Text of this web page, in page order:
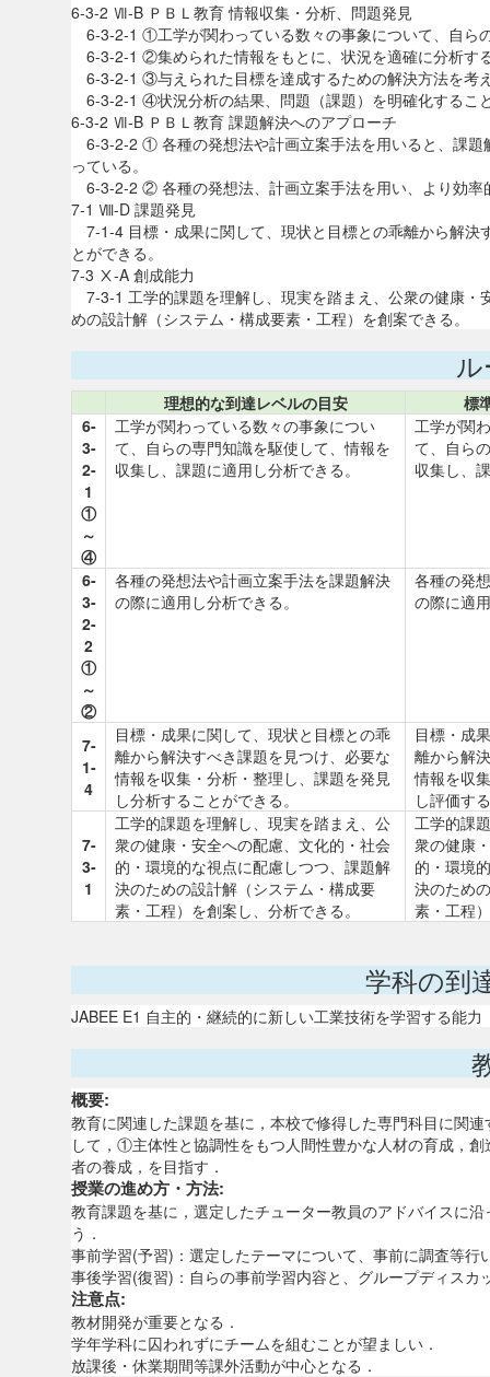
6-3-2 Ⅶ-B ＰＢＬ教育 情報収集・分析、問題発見
6-3-2-1 ①工学が関わっている数々の事象について、自ら
6-3-2-1 ②集められた情報をもとに、状況を適確に分析す
6-3-2-1 ③与えられた目標を達成するための解決方法を考
6-3-2-1 ④状況分析の結果、問題（課題）を明確化するこ
6-3-2 Ⅶ-B ＰＢＬ教育 課題解決へのアプローチ
6-3-2-2 ① 各種の発想法や計画立案手法を用いると、課題
っている。
6-3-2-2 ② 各種の発想法、計画立案手法を用い、より効率
7-1 Ⅷ-D 課題発見
7-1-4 目標・成果に関して、現状と目標との乖離から解決
とができる。
7-3 Ⅹ-A 創成能力
7-3-1 工学的課題を理解し、現実を踏まえ、公衆の健康・
めの設計解（システム・構成要素・工程）を創案できる。
理想的な到達レベルの目安
標
6-
3-
2-
1
①
～
④
工学が関わっている数々の事象につい
て、自らの専門知識を駆使して、情報を
収集し、課題に適用し分析できる。
工学が関
て、自ら
収集し、
6-
3-
2-
2
①
～
②
各種の発想法や計画立案手法を課題解決
の際に適用し分析できる。
各種の発
の際に適
7-
1-
4
目標・成果に関して、現状と目標との乖
離から解決すべき課題を見つけ、必要な
情報を収集・分析・整理し、課題を発見
し分析することができる。
目標・成
離から解
情報を収
し評価す
7-
3-
1
工学的課題を理解し、現実を踏まえ、公
衆の健康・安全への配慮、文化的・社会
的・環境的な視点に配慮しつつ、課題解
決のための設計解（システム・構成要
素・工程）を創案し、分析できる。
工学的課
衆の健康
的・環境
決のため
素・工程
学科の到
JABEE E1 自主的・継続的に新しい工業技術を学習する能力
概要:
教育に関連した課題を基に，本校で修得した専門科目に関
して，①主体性と協調性をもつ人間性豊かな人材の育成，
者の養成，を目指す．
授業の進め方・方法:
教育課題を基に，選定したチューター教員のアドバイスに
う．
事前学習(予習)：選定したテーマについて、事前に調査等
事後学習(復習)：自らの事前学習内容と、グループディス
注意点:
教材開発が重要となる．
学年学科に囚われずにチームを組むことが望ましい．
放課後・休業期間等課外活動が中心となる．